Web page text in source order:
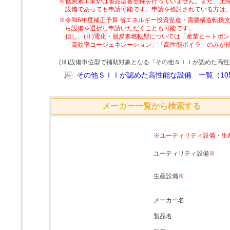
設備であっても申請可能です。申請を検討されている方は
※令和6年度補正予算 省エネルギー投資促進・需要構造転
ら設備を選択し申請いただくことも可能です。
但し、(Ⅱ)電化・脱炭素燃転型については「産業ヒートポ
「高効率コージェネレーション」「高性能ボイラ」のみが
(Ⅲ)設備単位型で補助対象となる「その他ＳＩＩが認めた高
その他ＳＩＩが認めた高性能な設備 一覧（
メーカー一覧から検索する
※ユーティリティ設備・生
ユーティリティ設備※
生産設備※
メーカー名
製品名